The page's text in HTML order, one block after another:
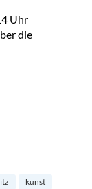
Uhr
die
kunst